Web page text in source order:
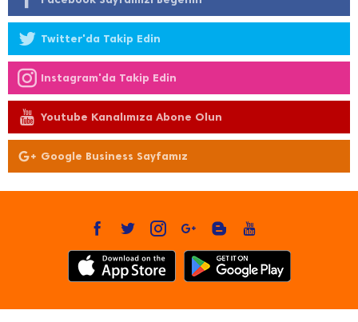
Twitter'da Takip Edin
Instagram'da Takip Edin
Youtube Kanalımıza Abone Olun
Google Business Sayfamız